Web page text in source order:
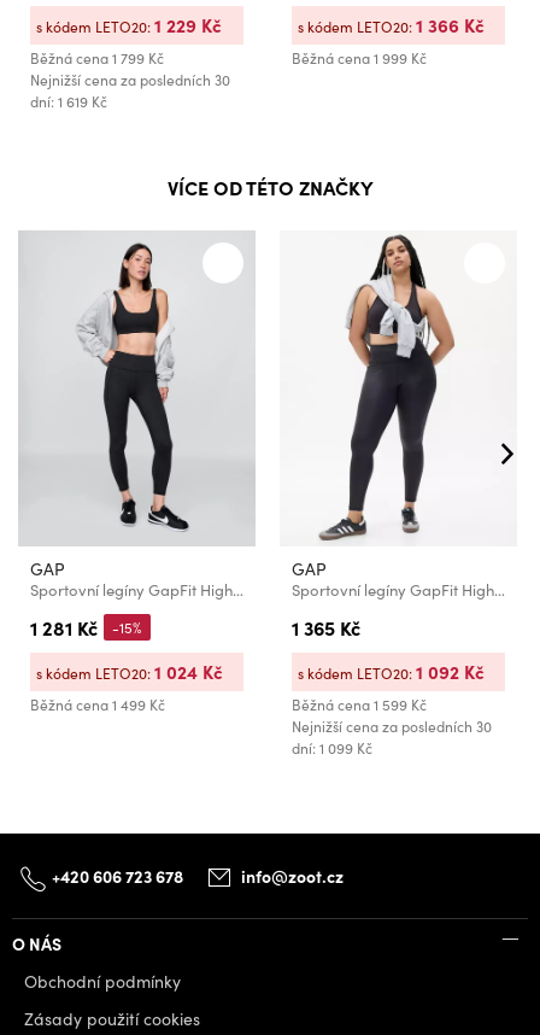
Běžná cena1 799 Kč
Nejnižší cena za posledních 30
dní: 1 619 Kč
s kódem LETO20:1 229 Kč
Běžná cena1 999 Kč
s kódem LETO20:1 366 Kč
VÍCE OD TÉTO ZNAČKY
GAP
Sportovní legíny GapFit High Rise Power 7/8 GAP
1 281 Kč
Běžná cena1 499 Kč
-15%
s kódem LETO20:1 024 Kč
GAP
Sportovní legíny GapFit High Rise Recycled Power GAP
1 365 Kč
Běžná cena1 599 Kč
Nejnižší cena za posledních 30
dní: 1 099 Kč
s kódem LETO20:1 092 Kč
+420 606 723 678 info@zoot.cz
O NÁS
Obchodní podmínky
Zásady použití cookies